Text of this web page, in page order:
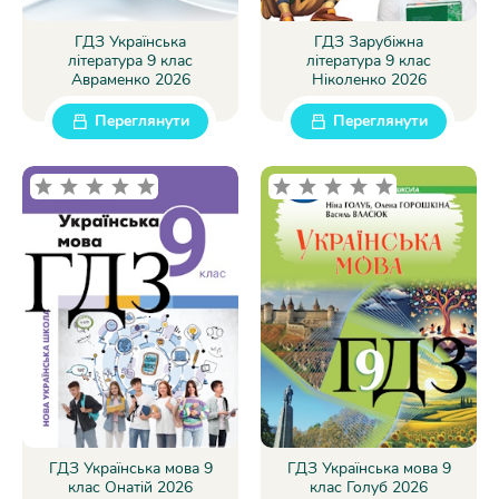
ГДЗ Українська
література 9 клас
Авраменко 2026
Переглянути
ГДЗ Зарубіжна
література 9 клас
Ніколенко 2026
Переглянути
ГДЗ Українська мова 9
клас Онатій 2026
ГДЗ Українська мова 9
клас Голуб 2026